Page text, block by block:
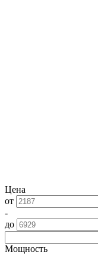
Цена
от
-
до
Мощность